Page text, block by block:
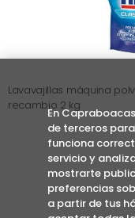
Lavavajillas máquina
recambio 2 kg
En
de terceros
funciona
servicio y
mostrarte
preferencias
a partir de tus